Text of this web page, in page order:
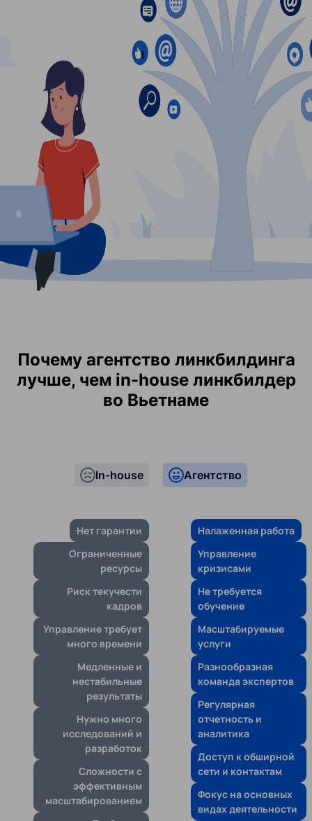
Почему агентство линкбилдинга
лучше, чем in-house линкбилдер
во Вьетнаме
In-house
Нет гарантии
Ограниченные
ресурсы
Риск текучести
кадров
Управление требует
много времени
Медленные и
нестабильные
результаты
Нужно много
исследований и
разработок
Сложности с
эффективным
масштабированием
Агентство
Налаженная работа
Управление
кризисами
Не требуется
обучение
Масштабируемые
услуги
Разнообразная
команда экспертов
Регулярная
отчетность и
аналитика
Доступ к обширной
сети и контактам
Фокус на основных
видах деятельности